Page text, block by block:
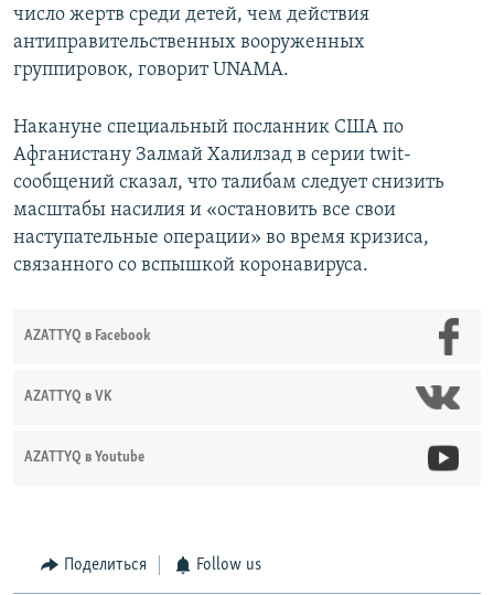
число жертв среди детей, чем действия
антиправительственных вооруженных
группировок, говорит UNAMA.
Накануне специальный посланник США по
Афганистану Залмай Халилзад в серии twit-
сообщений сказал, что талибам следует снизить
масштабы насилия и «остановить все свои
наступательные операции» во время кризиса,
связанного со вспышкой коронавируса.
AZATTYQ в Facebook
AZATTYQ в VK
AZATTYQ в Youtube
Поделиться Follow us